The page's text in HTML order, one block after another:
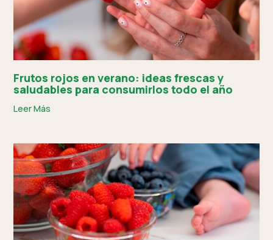
Frutos rojos en verano: ideas frescas y
saludables para consumirlos todo el año
Leer Más